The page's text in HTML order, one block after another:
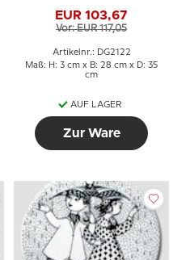
EUR 103,67
Vor: EUR 117,05
Artikelnr.: DG2122
Maß: H: 3 cm x B: 28 cm x D: 35
cm
AUF LAGER
Zur Ware